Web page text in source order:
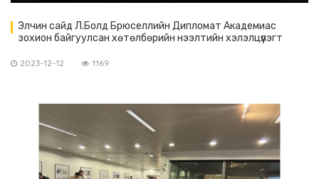
Элчин сайд Л.Болд Брюселлийн Дипломат Академиас
зохион байгуулсан хөтөлбөрийн нээлтийн хэлэлцүүлэгт
2023-12-12 1169